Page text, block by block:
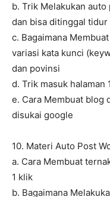
b. Trik Melakukan
dan bisa ditinggal tidur
c. Bagaimana
variasi kata kunci
dan povinsi
d. Trik masuk
e. Cara Membuat blog
disukai google
10. Materi Auto Post
a. Cara Membuat
1 klik
b. Bagaimana